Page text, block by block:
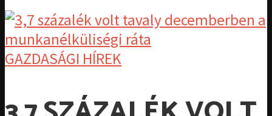
GAZDASÁGI HÍREK